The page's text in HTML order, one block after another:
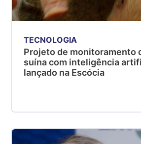
TECNOLOGIA
Projeto de monitoramento
suína com inteligência
lançado na Escócia